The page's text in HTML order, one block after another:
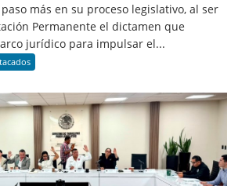
más en su proceso legislativo, al ser
Permanente el dictamen que
jurídico para impulsar el...